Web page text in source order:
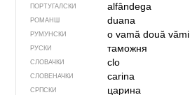
ПОРТУГАЛСКИ alfândega
РОМАНШ duana
РУМУНСКИ o vamădouă vămi
РУСКИ таможня
СЛОВАЧКИ clo
СЛОВЕНАЧКИ carina
СРПСКИ царина